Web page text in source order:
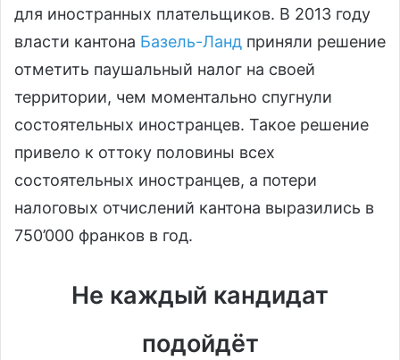
для иностранных плательщиков. В 2013 году
власти кантона Базель-Ланд приняли решение
отметить паушальный налог на своей
территории, чем моментально спугнули
состоятельных иностранцев. Такое решение
привело к оттоку половины всех
состоятельных иностранцев, а потери
налоговых отчислений кантона выразились в
750’000 франков в год.
Не каждый кандидат
подойдёт